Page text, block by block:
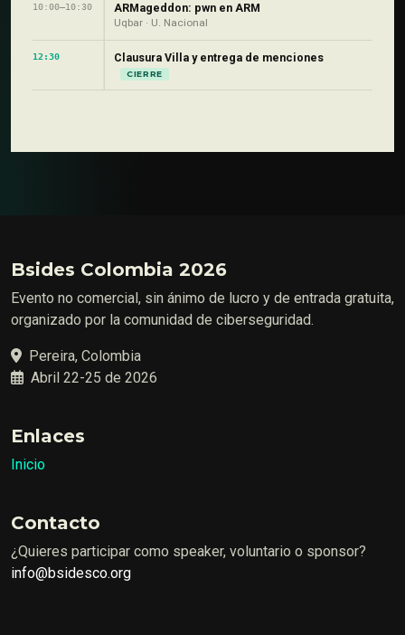
10:00–10:30 ARMageddon: pwn en ARM
Uqbar · U. Nacional
12:30 Clausura Villa y entrega de menciones
CIERRE
Bsides Colombia 2026
Evento no comercial, sin ánimo de lucro y de entrada gratuita,
organizado por la comunidad de ciberseguridad.
Pereira, Colombia
Abril 22-25 de 2026
Enlaces
Inicio
Contacto
¿Quieres participar como speaker, voluntario o sponsor?
info@bsidesco.org